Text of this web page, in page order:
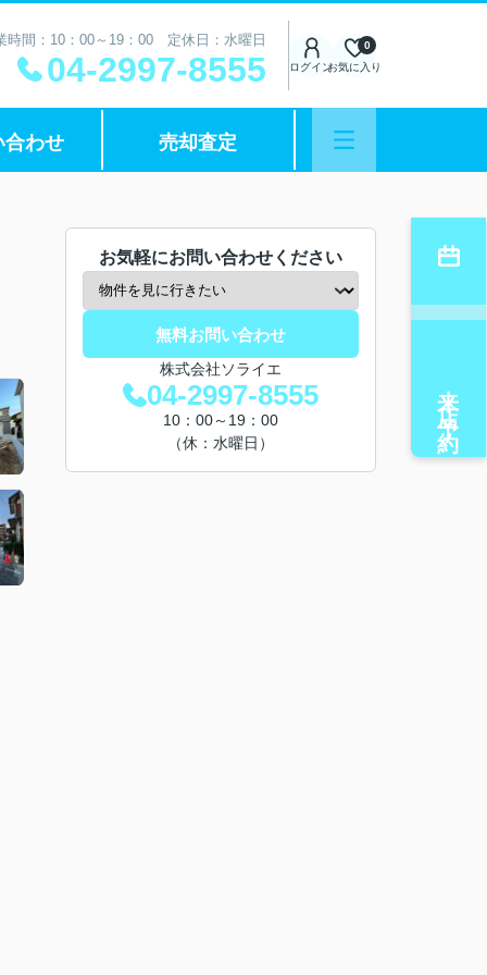
時間：10：00～19：00 定休日：水曜日
04-2997-8555 ログインお気に入り
0
合わせ 売却査定
お気軽にお問い合わせください
無料お問い合わせ
株式会社ソライエ
04-2997-8555
10：00～19：00
（休：水曜日）
来店予約